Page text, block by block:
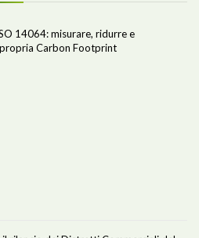
14064: misurare, ridurre e
Carbon Footprint